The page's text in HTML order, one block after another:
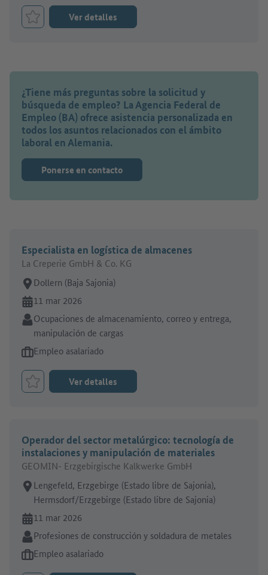
Marcar el trabajo como favorito
Ver detalles
¿Tiene más preguntas sobre la solicitud y
búsqueda de empleo? La Agencia Federal de
Empleo (BA) ofrece asistencia personalizada en
todos los asuntos relacionados con el ámbito
laboral en Alemania.
Ponerse en contacto
Especialista en logística de almacenes
La Creperie GmbH & Co. KG
Lugar de trabajo:
Dollern (Baja Sajonia)
En línea desde:
11 mar 2026
Sector:
Ocupaciones de almacenamiento, correo y entrega,
manipulación de cargas
Tipo de oferta de empleo:
Empleo asalariado
Marcar el trabajo como favorito
Ver detalles
Operador del sector metalúrgico: tecnología de
instalaciones y manipulación de materiales
GEOMIN- Erzgebirgische Kalkwerke GmbH
Lugar de trabajo:
Lengefeld, Erzgebirge (Estado libre de Sajonia),
Hermsdorf/Erzgebirge (Estado libre de Sajonia)
En línea desde:
11 mar 2026
Sector:
Profesiones de construcción y soldadura de metales
Tipo de oferta de empleo:
Empleo asalariado